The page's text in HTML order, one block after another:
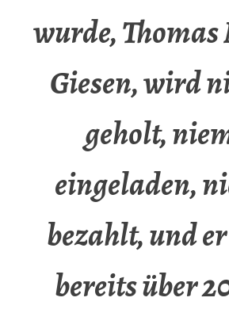
wurde,
Giesen, wird
geholt,
eingeladen,
bezahlt, und
bereits über